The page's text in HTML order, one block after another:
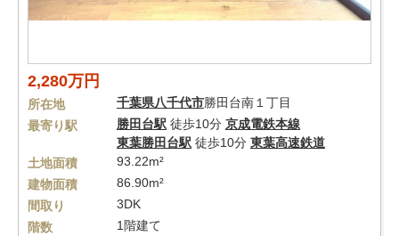
2,280万円
所在地 千葉県八千代市勝田台南１丁目
最寄り駅
勝田台駅 徒歩10分 京成電鉄本線
東葉勝田台駅 徒歩10分 東葉高速鉄道
土地面積
93.22m²
建物面積
86.90m²
間取り
3DK
階数
1階建て